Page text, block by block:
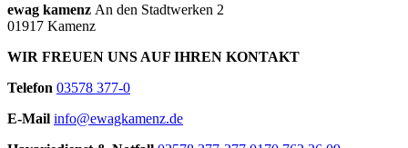
ewag kamenz An den Stadtwerken 2
01917 Kamenz
WIR FREUEN UNS AUF IHREN KONTAKT
Telefon 03578 377-0
E-Mail info@ewagkamenz.de